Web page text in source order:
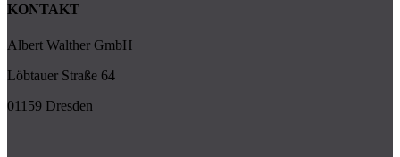
KONTAKT
Albert Walther GmbH
Löbtauer Straße 64
01159 Dresden